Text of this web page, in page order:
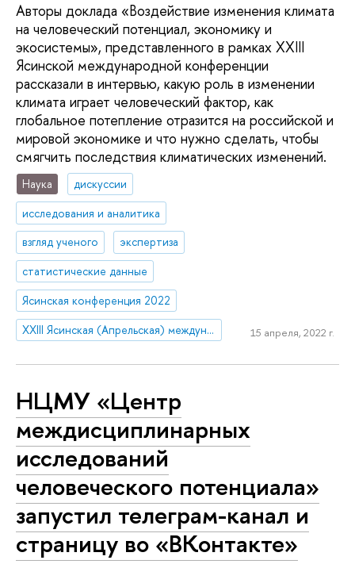
Авторы доклада «Воздействие изменения климата
на человеческий потенциал, экономику и
экосистемы», представленного в рамках XXIII
Ясинской международной конференции
рассказали в интервью, какую роль в изменении
климата играет человеческий фактор, как
глобальное потепление отразится на российской и
мировой экономике и что нужно сделать, чтобы
смягчить последствия климатических изменений.
Наука
дискуссии
исследования и аналитика
взгляд ученого
экспертиза
статистические данные
Ясинская конференция 2022
XXIII Ясинская (Апрельская) международная научная конференция по проблемам развития экономики и общества
15 апреля, 2022 г.
НЦМУ «Центр
междисциплинарных
исследований
человеческого потенциала»
запустил телеграм-канал и
страницу во «ВКонтакте»